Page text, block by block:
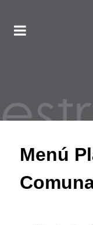
Menú